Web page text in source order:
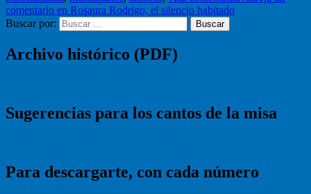
comentario en Rosaura Rodrigo, el silencio habitado
Buscar por:
Buscar
Archivo histórico (PDF)
Sugerencias para los cantos de la misa
Para descargarte, con cada número